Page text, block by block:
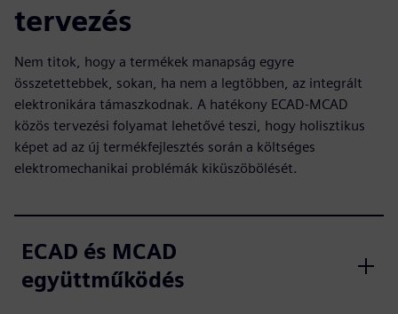
tervezés
Nem titok, hogy a termékek manapság egyre
összetettebbek, sokan, ha nem a legtöbben, az integrált
elektronikára támaszkodnak. A hatékony ECAD-MCAD
közös tervezési folyamat lehetővé teszi, hogy holisztikus
képet ad az új termékfejlesztés során a költséges
elektromechanikai problémák kiküszöbölését.
ECAD és MCAD
együttműködés